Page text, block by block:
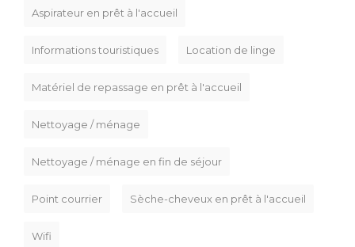
Aspirateur en prêt à l'accueil
Informations touristiques Location de linge
Matériel de repassage en prêt à l'accueil
Nettoyage / ménage
Nettoyage / ménage en fin de séjour
Point courrier Sèche-cheveux en prêt à l'accueil
Wifi